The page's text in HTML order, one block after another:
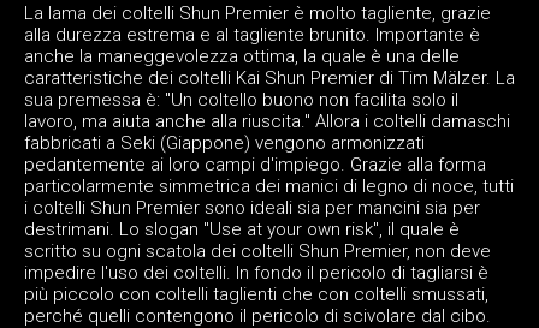
La lama dei coltelli Shun Premier è molto tagliente, grazie
alla durezza estrema e al tagliente brunito. Importante è
anche la maneggevolezza ottima, la quale è una delle
caratteristiche dei coltelli Kai Shun Premier di Tim Mälzer. La
sua premessa è: "Un coltello buono non facilita solo il
lavoro, ma aiuta anche alla riuscita." Allora i coltelli damaschi
fabbricati a Seki (Giappone) vengono armonizzati
pedantemente ai loro campi d'impiego. Grazie alla forma
particolarmente simmetrica dei manici di legno di noce, tutti
i coltelli Shun Premier sono ideali sia per mancini sia per
destrimani. Lo slogan "Use at your own risk", il quale è
scritto su ogni scatola dei coltelli Shun Premier, non deve
impedire l'uso dei coltelli. In fondo il pericolo di tagliarsi è
più piccolo con coltelli taglienti che con coltelli smussati,
perché quelli contengono il pericolo di scivolare dal cibo.